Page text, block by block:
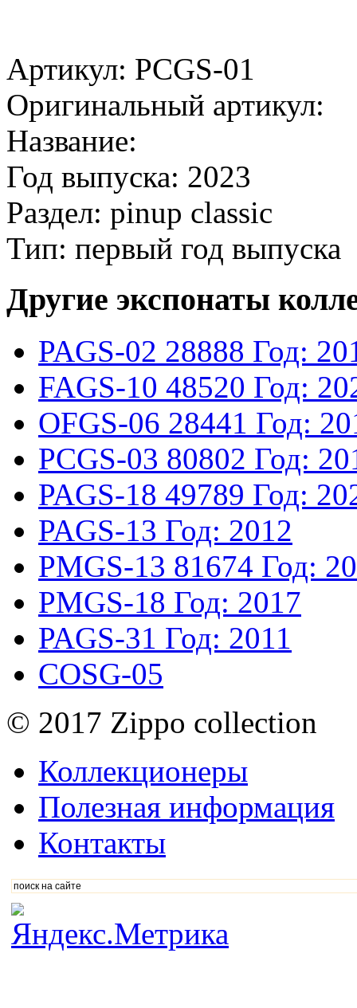
Артикул: PCGS-01
Оригинальный артикул:
Название:
Год выпуска: 2023
Раздел: pinup classic
Тип: первый год выпуска
Другие экспонаты
PAGS-02 28888 Год:
FAGS-10 48520 Год:
OFGS-06 28441 Год:
PCGS-03 80802 Год:
PAGS-18 49789 Год:
PAGS-13 Год: 2012
PMGS-13 81674 Год:
PMGS-18 Год: 2017
PAGS-31 Год: 2011
COSG-05
© 2017 Zippo collection
Коллекционеры
Полезная информация
Контакты